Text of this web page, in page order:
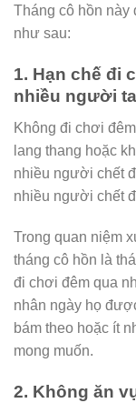
Tháng cô hồn này
như sau:
1. Hạn chế đi
nhiều người
Không đi chơi
lang thang hoặc
nhiều người chết
nhiều người chết
Trong quan niệm
tháng cô hồn là
đi chơi đêm qua
nhân ngày họ
bám theo hoặc ít
mong muốn.
2. Không ăn